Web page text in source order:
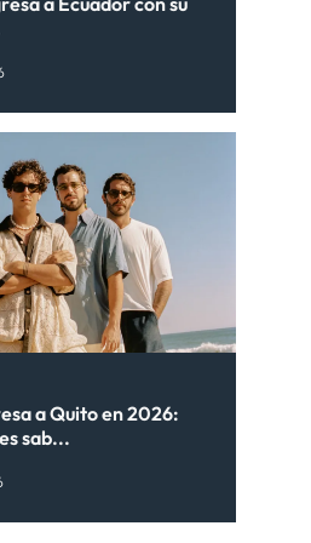
a Quito en 2026:
sab...